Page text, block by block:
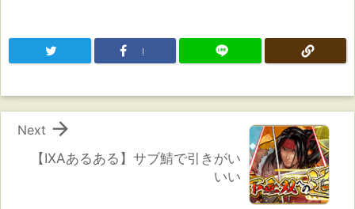
!
【IXAあるある】サブ鯖で引きがい
いい

Next